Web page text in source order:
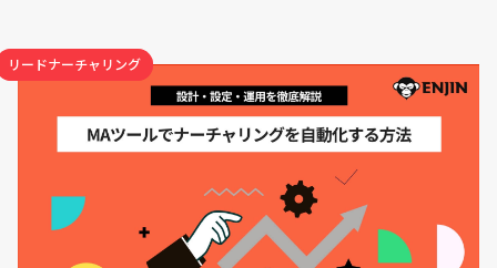
リードナーチャリング